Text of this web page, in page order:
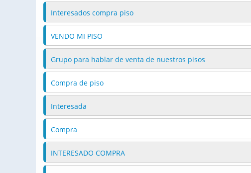
Interesados compra piso
VENDO MI PISO
Grupo para hablar de venta de nuestros pisos
Compra de piso
Interesada
Compra
INTERESADO COMPRA